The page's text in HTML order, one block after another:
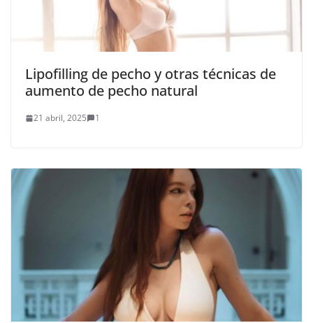
Lipofilling de pecho y otras técnicas de
aumento de pecho natural
21 abril, 2025 1